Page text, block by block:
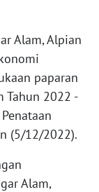
Alam, Alpian
paparan
Tahun 2022 -
(5/12/2022).
Alam,